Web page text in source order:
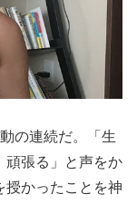
の連続だ。「生
頑張る」と声をか
授かったことを神